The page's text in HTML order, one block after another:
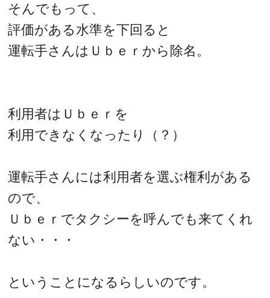
そんでもって、
評価がある水準を下回ると
運転手さんはＵｂｅｒから除名。
利用者はＵｂｅｒを
利用できなくなったり（？）
運転手さんには利用者を選ぶ権利がある
ので、
Ｕｂｅｒでタクシーを呼んでも来てくれ
ない・・・
ということになるらしいのです。